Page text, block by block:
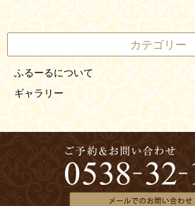
カテゴリー
ふるーるについて
ギャラリー